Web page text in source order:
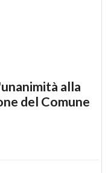
alla
del Comune